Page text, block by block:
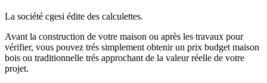
La société cgesi édite des calculettes.
Avant la construction de votre maison ou après les travaux pour
vérifier, vous pouvez trés simplement obtenir un prix budget maison
bois ou traditionnelle trés approchant de la valeur réelle de votre
projet.